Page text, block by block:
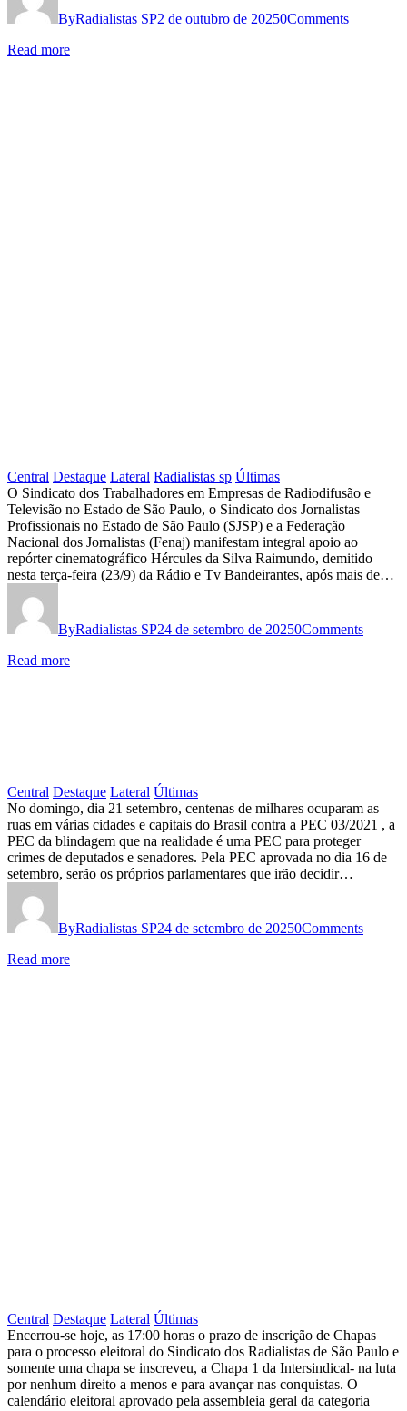
EXTRAORDINÁRIA
ByRadialistas SP2 de outubro de 20250Comments
Read more
Central Destaque Lateral Radialistas sp Últimas
Sindicato
dos
Radialistas,
Sindicato
dos
Jornalistas
Fenaj
repórter-
cinematográfico
Hércules
Raimundo
e
exigem
sua
imediata
O Sindicato dos Trabalhadores em Empresas de Radiodifusão e
Televisão no Estado de São Paulo, o Sindicato dos Jornalistas
Profissionais no Estado de São Paulo (SJSP) e a Federação
Nacional dos Jornalistas (Fenaj) manifestam integral apoio ao
repórter cinematográfico Hércules da Silva Raimundo, demitido
nesta terça-feira (23/9) da Rádio e Tv Bandeirantes, após mais de…
ByRadialistas SP24 de setembro de 20250Comments
Read more
Central Destaque Lateral Últimas
CENTENAS
DE
MILHARES
OCUPAM
AS
RUAS
NO
No domingo, dia 21 setembro, centenas de milhares ocuparam as
ruas em várias cidades e capitais do Brasil contra a PEC 03/2021 , a
PEC da blindagem que na realidade é uma PEC para proteger
crimes de deputados e senadores. Pela PEC aprovada no dia 16 de
setembro, serão os próprios parlamentares que irão decidir…
ByRadialistas SP24 de setembro de 20250Comments
Read more
Central Destaque Lateral Últimas
ELEIÇÕES
DO
SINDICATO:
Encerrou-se hoje, as 17:00 horas o prazo de inscrição de Chapas
para o processo eleitoral do Sindicato dos Radialistas de São Paulo e
somente uma chapa se inscreveu, a Chapa 1 da Intersindical- na luta
por nenhum direito a menos e para avançar nas conquistas. O
calendário eleitoral aprovado pela assembleia geral da categoria